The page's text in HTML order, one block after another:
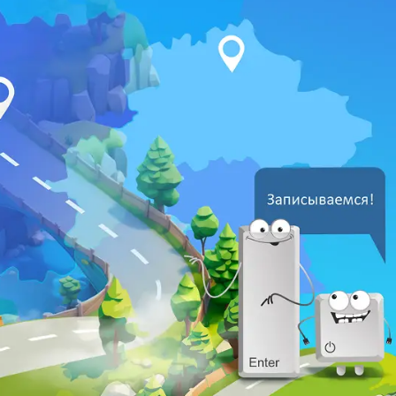
Наши победы
Контакты
Наши IT-площадки
info.brest@iteen.by
+375 (29) 649-22-24
+375 (33) 333-50-52
Свидетельство о государственной регистрации (файл PDF)
Устав общества (файл PDF)
Приложение 1 к Уставу (файл PDF)
Положение о подарочных сертификатах (файл PDF)
Карта сайта